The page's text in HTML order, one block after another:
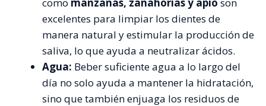
excelentes para limpiar los dientes de
manera natural y estimular la producción de
saliva, lo que ayuda a neutralizar ácidos.
Agua: Beber suficiente agua a lo largo del
día no solo ayuda a mantener la hidratación,
sino que también enjuaga los residuos de